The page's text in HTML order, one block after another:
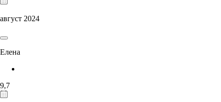
август 2024
Елена
9,7